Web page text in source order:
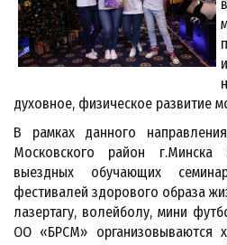
духовное, физическое развитие
В рамках данного
Московского район г.Минска
выездных обучающих
фестивалей здорового образа
лазертагу, волейболу, мини
ОО «БРСМ» организовываются